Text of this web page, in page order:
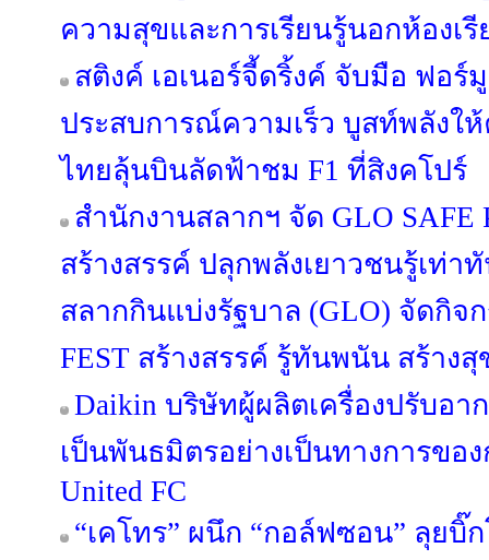
ความสุขและการเรียนรู้นอกห้องเรี
สติงค์ เอเนอร์จี้ดริ้งค์ จับมือ ฟอร์
ประสบการณ์ความเร็ว บูสท์พลัง
ไทยลุ้นบินลัดฟ้าชม F1 ที่สิงคโปร์
สำนักงานสลากฯ จัด GLO SAFE
สร้างสรรค์ ปลุกพลังเยาวชนรู้เท่
สลากกินแบ่งรัฐบาล (GLO) จัดกิจก
FEST สร้างสรรค์ รู้ทันพนัน สร้าง
Daikin บริษัทผู้ผลิตเครื่องปรับอา
เป็นพันธมิตรอย่างเป็นทางการขอ
United FC
“เคโทร” ผนึก “กอล์ฟซอน” ลุยบิ๊